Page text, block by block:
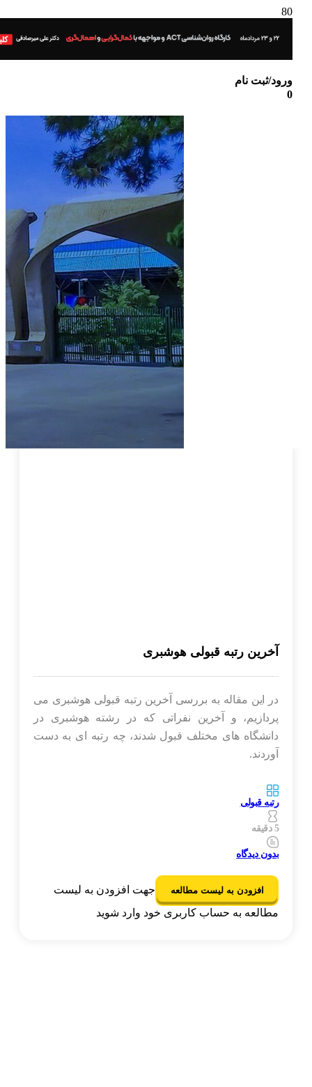
ورود/ثبت نام
آخرین رتبه قبولی هوشبری
در این مقاله به بررسی آخرین رتبه قبولی هوشبری می
پردازیم، و آخرین نفراتی که در رشته هوشبری در
دانشگاه های مختلف قبول شدند، چه رتبه ای به دست
آوردند.
رتبه قبولی
بدون دیدگاه
افزودن به لیست مطالعه
جهت افزودن به لیست
مطالعه به حساب کاربری خود وارد شوید